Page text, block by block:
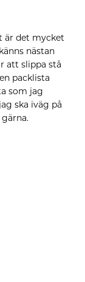
är det mycket
nästan
att slippa stå
packlista
som jag
ska iväg på